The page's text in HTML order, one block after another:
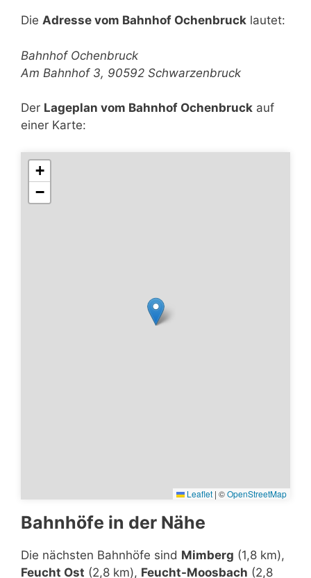
Die Adresse vom Bahnhof Ochenbruck lautet:
Bahnhof Ochenbruck
Am Bahnhof 3, 90592 Schwarzenbruck
Der Lageplan vom Bahnhof Ochenbruck auf
einer Karte:
+
−
Leaflet | ©OpenStreetMap
Bahnhöfe in der Nähe
Die nächsten Bahnhöfe sind Mimberg (1,8 km),
Feucht Ost (2,8 km), Feucht-Moosbach (2,8